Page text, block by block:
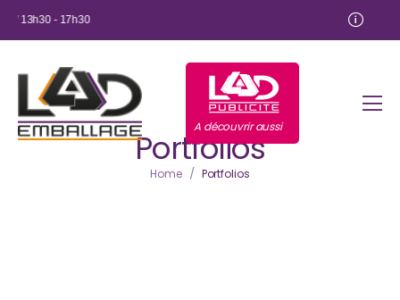
- 17h30
A découvrir aussi
Portfolios
Home / Portfolios